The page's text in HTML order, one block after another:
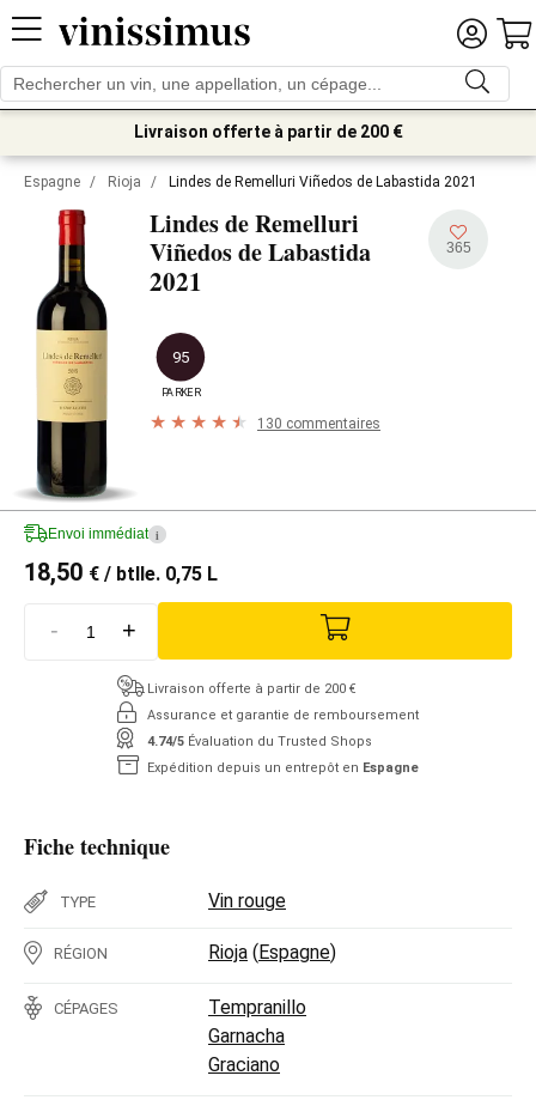
Livraison offerte à partir de 200 €
Espagne / Rioja / Lindes de Remelluri Viñedos de Labastida 2021
Lindes de Remelluri
Viñedos de Labastida
2021
365
95
PARKER
130 commentaires
Envoi immédiat i
18,50 € / btlle. 0,75 L
- +
Livraison offerte à partir de 200 €
Assurance et garantie de remboursement
4.74/5 Évaluation du Trusted Shops
Expédition depuis un entrepôt en Espagne
Fiche technique
TYPE Vin rouge
RÉGION Rioja (Espagne)
CÉPAGES
Tempranillo
Garnacha
Graciano